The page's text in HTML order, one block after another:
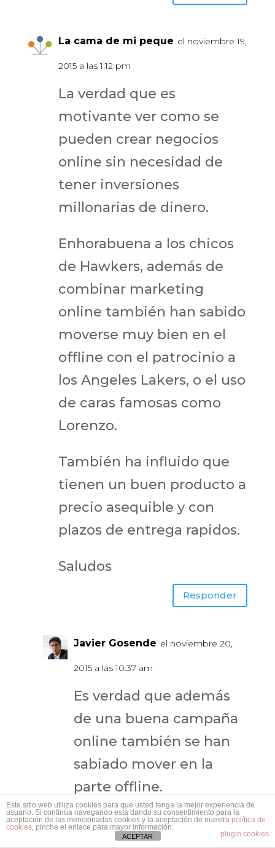
La cama de mi peque el noviembre 19,
2015 a las 1:12 pm
La verdad que es
motivante ver como se
pueden crear negocios
online sin necesidad de
tener inversiones
millonarias de dinero.
Enhorabuena a los chicos
de Hawkers, además de
combinar marketing
online también han sabido
moverse muy bien en el
offline con el patrocinio a
los Angeles Lakers, o el uso
de caras famosas como
Lorenzo.
También ha influido que
tienen un buen producto a
precio asequible y con
plazos de entrega rapidos.
Saludos
Responder
Javier Gosende el noviembre 20,
2015 a las 10:37 am
Es verdad que además
de una buena campaña
online también se han
sabiado mover en la
parte offline.
Gracias por tu
Este sitio web utiliza cookies para que usted tenga la mejor experiencia de
usuario. Si continúa navegando está dando su consentimiento para la
aceptación de las mencionadas cookies y la aceptación de nuestra política de
cookies, pinche el enlace para mayor información.
plugin cookies
ACEPTAR